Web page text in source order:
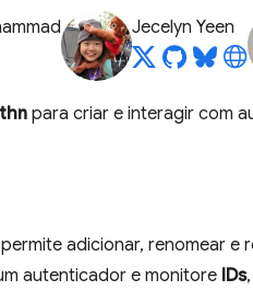
Jecelyn Yeen
para criar e interagir com
permite adicionar, renomear e
autenticador e monitore IDs,